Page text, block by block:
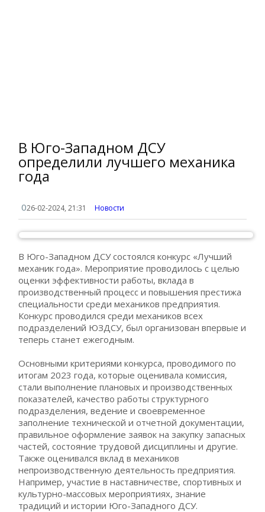
В Юго-Западном ДСУ
определили лучшего механика
года
26-02-2024, 21:31 Новости
0
В Юго-Западном ДСУ состоялся конкурс «Лучший
механик года». Мероприятие проводилось с целью
оценки эффективности работы, вклада в
производственный процесс и повышения престижа
специальности среди механиков предприятия.
Конкурс проводился среди механиков всех
подразделений ЮЗДСУ, был организован впервые и
теперь станет ежегодным.
Основными критериями конкурса, проводимого по
итогам 2023 года, которые оценивала комиссия,
стали выполнение плановых и производственных
показателей, качество работы структурного
подразделения, ведение и своевременное
заполнение технической и отчетной документации,
правильное оформление заявок на закупку запасных
частей, состояние трудовой дисциплины и другие.
Также оценивался вклад в механиков
непроизводственную деятельность предприятия.
Например, участие в наставничестве, спортивных и
культурно-массовых мероприятиях, знание
традиций и истории Юго-Западного ДСУ.